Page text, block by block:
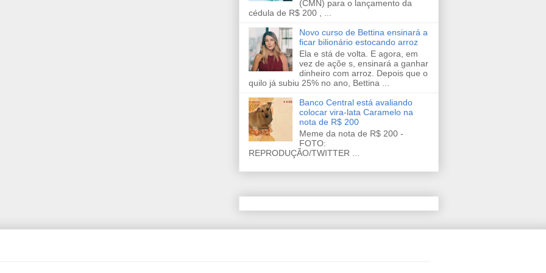
(CMN) para o lançamento da
cédula de R$ 200 , ...
Novo curso de Bettina ensinará a
ficar bilionário estocando arroz
Ela e stá de volta. E agora, em
vez de açõe s, ensinará a ganhar
dinheiro com arroz. Depois que o
quilo já subiu 25% no ano, Bettina ...
Banco Central está avaliando
colocar vira-lata Caramelo na
nota de R$ 200
Meme da nota de R$ 200 -
FOTO:
REPRODUÇÃO/TWITTER ...